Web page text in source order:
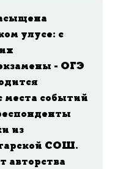
улусе: с
- ОГЭ
места событий
из
СОШ.
авторства